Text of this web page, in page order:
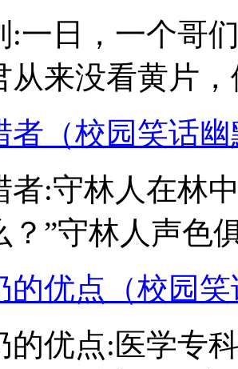
:一日，一个哥
从来没看黄片
者（校园笑话
者:守林人在林
？”守林人声色
的优点（校园
的优点:医学专